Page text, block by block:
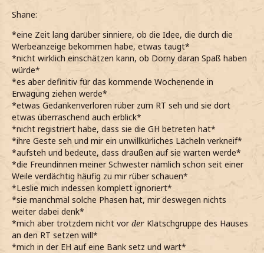
Shane:
*eine Zeit lang darüber sinniere, ob die Idee, die durch die
Werbeanzeige bekommen habe, etwas taugt*
*nicht wirklich einschätzen kann, ob Dorny daran Spaß haben
würde*
*es aber definitiv für das kommende Wochenende in
Erwägung ziehen werde*
*etwas Gedankenverloren rüber zum RT seh und sie dort
etwas überraschend auch erblick*
*nicht registriert habe, dass sie die GH betreten hat*
*ihre Geste seh und mir ein unwillkürliches Lächeln verkneif*
*aufsteh und bedeute, dass draußen auf sie warten werde*
*die Freundinnen meiner Schwester nämlich schon seit einer
Weile verdächtig häufig zu mir rüber schauen*
*Leslie mich indessen komplett ignoriert*
*sie manchmal solche Phasen hat, mir deswegen nichts
weiter dabei denk*
*mich aber trotzdem nicht vorder Klatschgruppe des Hauses
an den RT setzen will*
*mich in der EH auf eine Bank setz und wart*